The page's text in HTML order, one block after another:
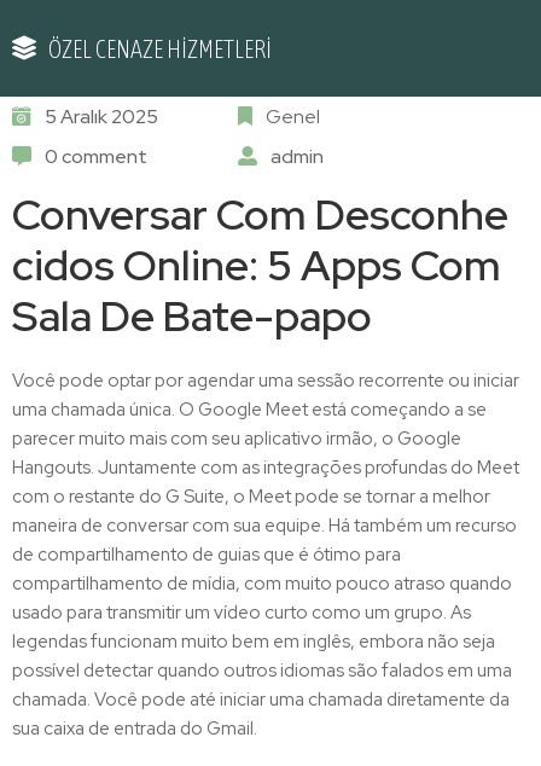
ÖZEL CENAZE HİZMETLERİ
5 Aralık 2025
Genel
0 comment
admin
Conversar Com Desconhe
cidos Online: 5 Apps Com
Sala De Bate-papo
Você pode optar por agendar uma sessão recorrente ou iniciar
uma chamada única. O Google Meet está começando a se
parecer muito mais com seu aplicativo irmão, o Google
Hangouts. Juntamente com as integrações profundas do Meet
com o restante do G Suite, o Meet pode se tornar a melhor
maneira de conversar com sua equipe. Há também um recurso
de compartilhamento de guias que é ótimo para
compartilhamento de mídia, com muito pouco atraso quando
usado para transmitir um vídeo curto como um grupo. As
legendas funcionam muito bem em inglês, embora não seja
possível detectar quando outros idiomas são falados em uma
chamada. Você pode até iniciar uma chamada diretamente da
sua caixa de entrada do Gmail.